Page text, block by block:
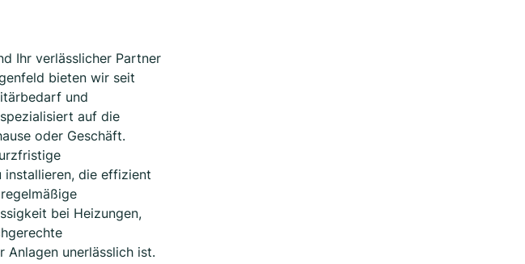
Ihr verlässlicher Partner
bieten wir seit
und
auf die
oder Geschäft.
installieren, die effizient
bei Heizungen,
Anlagen unerlässlich ist.